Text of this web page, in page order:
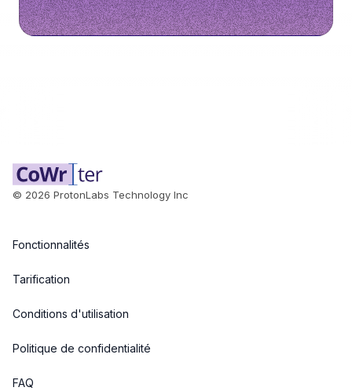
© 2026 ProtonLabs Technology Inc
Fonctionnalités
Tarification
Conditions d'utilisation
Politique de confidentialité
FAQ